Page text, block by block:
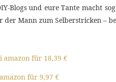
Blogs und eure Tante macht
der Mann zum Selberstricken –
amazon für 18,39 €
für 9,97 €